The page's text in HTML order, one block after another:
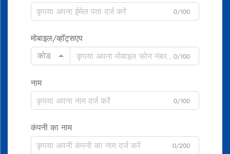
0/100
मोबाइल/व्हॉट्सएप
कोड
0/100
नाम
0/100
कंपनी का नाम
0/200